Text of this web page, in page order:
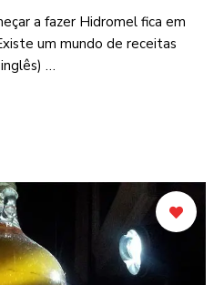
a fazer Hidromel fica em
um mundo de receitas
…